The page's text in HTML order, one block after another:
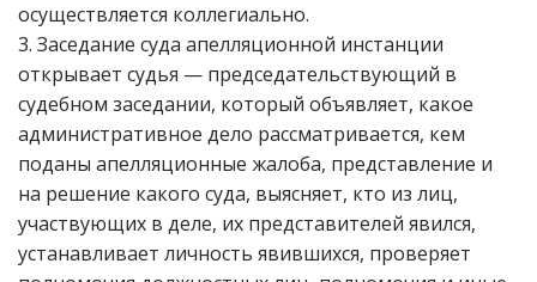
осуществляется коллегиально.
3. Заседание суда апелляционной инстанции
открывает судья — председательствующий в
судебном заседании, который объявляет, какое
административное дело рассматривается, кем
поданы апелляционные жалоба, представление и
на решение какого суда, выясняет, кто из лиц,
участвующих в деле, их представителей явился,
устанавливает личность явившихся, проверяет